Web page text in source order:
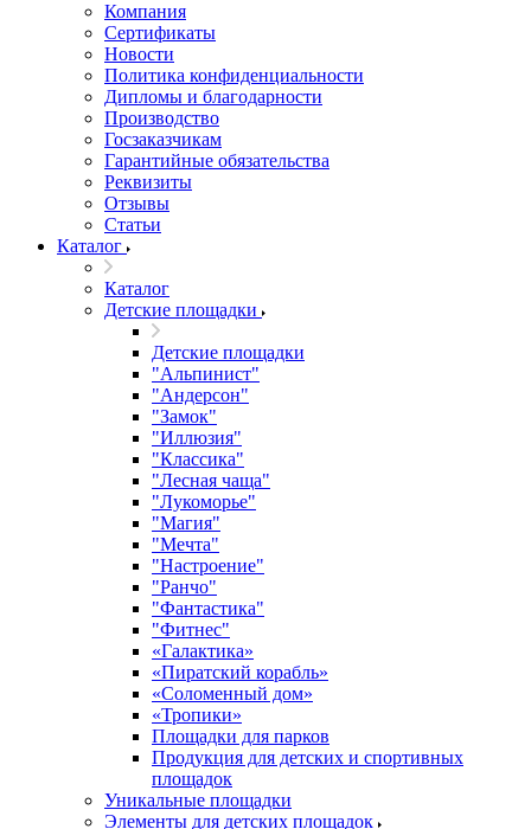
Компания
Сертификаты
Новости
Политика конфиденциальности
Дипломы и благодарности
Производство
Госзаказчикам
Гарантийные обязательства
Реквизиты
Отзывы
Статьи
Каталог
Каталог
Детские площадки
Детские площадки
"Альпинист"
"Андерсон"
"Замок"
"Иллюзия"
"Классика"
"Лесная чаща"
"Лукоморье"
"Магия"
"Мечта"
"Настроение"
"Ранчо"
"Фантастика"
"Фитнес"
«Галактика»
«Пиратский корабль»
«Соломенный дом»
«Тропики»
Площадки для парков
Продукция для детских и спортивных
площадок
Уникальные площадки
Элементы для детских площадок